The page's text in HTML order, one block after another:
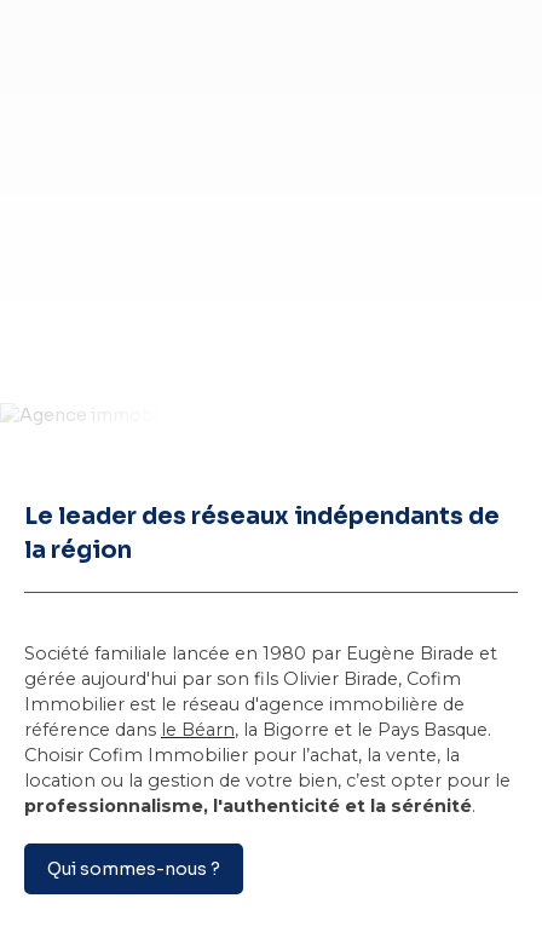
Le leader des réseaux indépendants de
la région
Société familiale lancée en 1980 par Eugène Birade et
gérée aujourd'hui par son fils Olivier Birade, Cofim
Immobilier est le réseau d'agence immobilière de
référence dans le Béarn, la Bigorre et le Pays Basque.
Choisir Cofim Immobilier pour l’achat, la vente, la
location ou la gestion de votre bien, c’est opter pour le
professionnalisme, l'authenticité et la sérénité.
Qui sommes-nous ?